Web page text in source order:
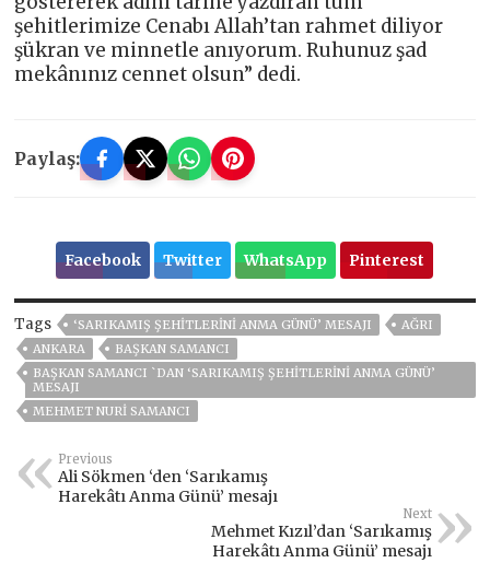
şehitlerimize Cenabı Allah’tan rahmet diliyor
şükran ve minnetle anıyorum. Ruhunuz şad
mekânınız cennet olsun” dedi.
Paylaş:
Facebook Twitter WhatsApp Pinterest
Tags ‘SARIKAMIŞ ŞEHITLERINI ANMA GÜNÜ’ MESAJI
AĞRI
ANKARA
BAŞKAN SAMANCI
BAŞKAN SAMANCI `DAN ‘SARIKAMIŞ ŞEHITLERINI ANMA GÜNÜ’
MESAJI
MEHMET NURİ SAMANCI
Previous
Ali Sökmen ‘den ‘Sarıkamış
Harekâtı Anma Günü’ mesajı
Next
Mehmet Kızıl’dan ‘Sarıkamış
Harekâtı Anma Günü’ mesajı